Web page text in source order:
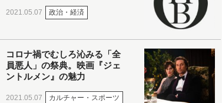
2021.05.07 政治・経済
コロナ禍でむしろ沁みる「全
員悪人」の祭典。映画『ジェ
ントルメン』の魅力
2021.05.07 カルチャー・スポーツ